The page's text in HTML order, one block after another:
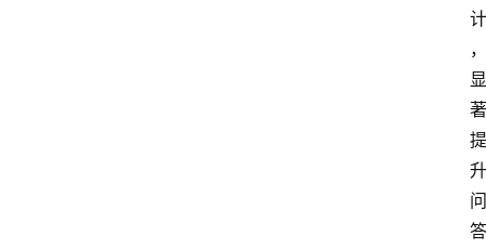
计
，
显
著
提
升
问
答